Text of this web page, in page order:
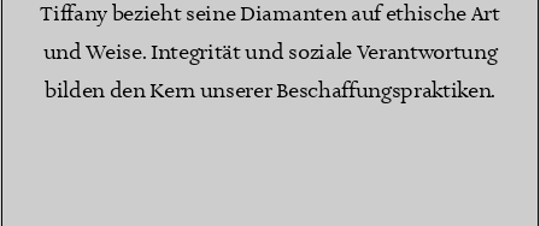
Tiffany bezieht seine Diamanten auf ethische Art
und Weise. Integrität und soziale Verantwortung
bilden den Kern unserer Beschaffungspraktiken.